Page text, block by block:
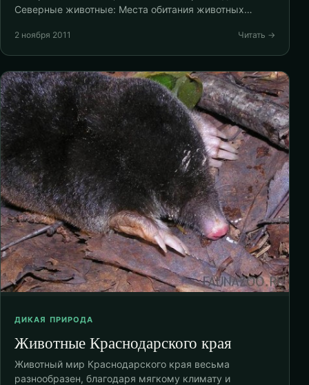
Северные животные: Места обитания животных…
2 ноября 2011 Читать →
ДИКАЯ ПРИРОДА
Животные Краснодарского края
Животный мир Краснодарского края весьма
разнообразен, благодаря мягкому климату и